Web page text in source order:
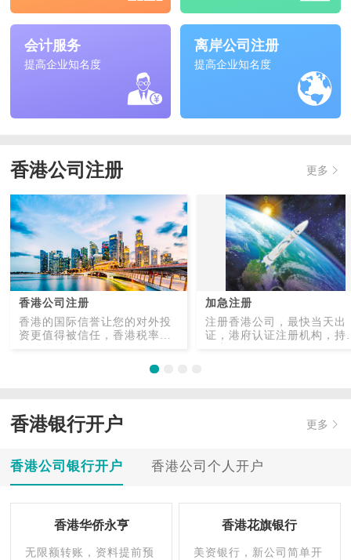
会计服务
提高企业知名度
离岸公司注册
提高企业知名度
香港公司注册 更多
香港公司注册
香港的国际信誉让您的对外投
资更值得被信任，香港税率
加急注册
注册香港公司，最快当天出
证，港府认证注册机构，持
香港银行开户 更多
香港公司银行开户 香港公司个人开户
香港华侨永亨
无限额转账，资料提前预
香港花旗银行
美资银行，新公司简单开